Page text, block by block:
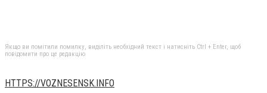
Якщо ви помітили помилку, виділіть необхідний текст і натисніть Ctrl + Enter, щоб
повідомити про це редакцію
HTTPS://VOZNESENSK.INFO